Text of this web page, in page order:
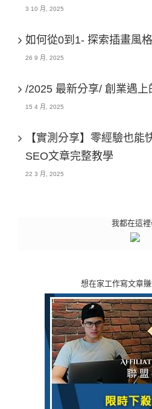
3 10 月, 2025
如何從0到1- 探索插畫風
26 9 月, 2025
/2025 最新分享/ 創業遇
15 4 月, 2025
【實測分享】零經驗也能
SEO文章完整教學
22 3 月, 2025
我都在這
想在家工作寫文章